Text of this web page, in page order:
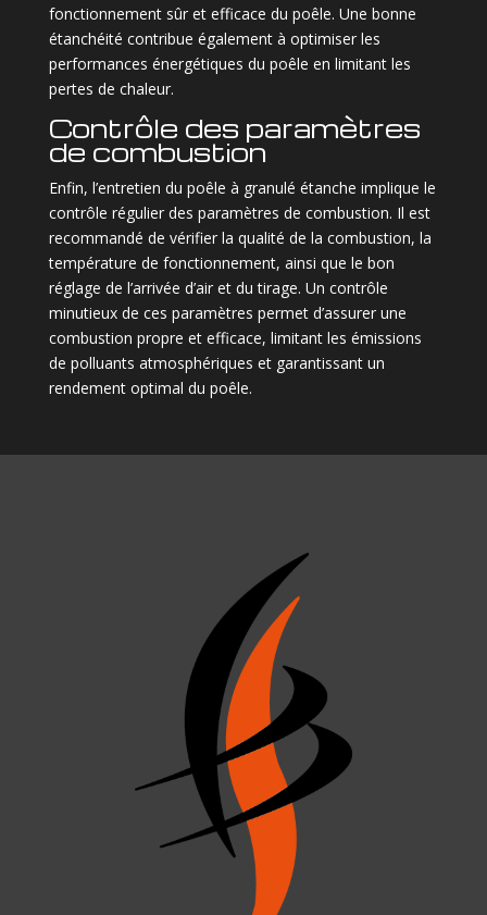
fonctionnement sûr et efficace du poêle. Une bonne
étanchéité contribue également à optimiser les
performances énergétiques du poêle en limitant les
pertes de chaleur.
Contrôle des paramètres
de combustion
Enfin, l’entretien du poêle à granulé étanche implique le
contrôle régulier des paramètres de combustion. Il est
recommandé de vérifier la qualité de la combustion, la
température de fonctionnement, ainsi que le bon
réglage de l’arrivée d’air et du tirage. Un contrôle
minutieux de ces paramètres permet d’assurer une
combustion propre et efficace, limitant les émissions
de polluants atmosphériques et garantissant un
rendement optimal du poêle.